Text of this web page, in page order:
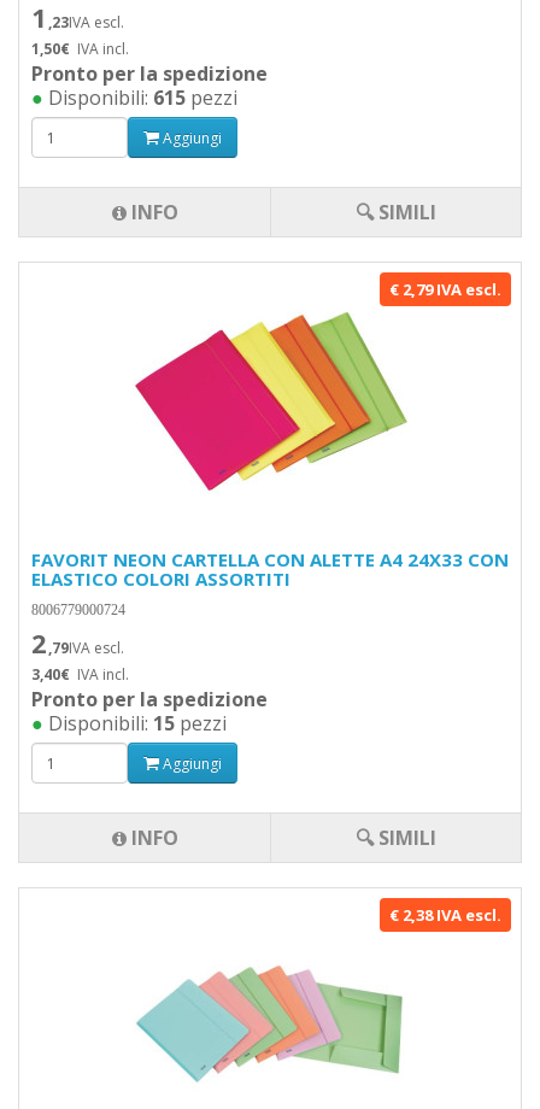
1 ,23IVA escl.
1,50€ IVA incl.
Pronto per la spedizione
● Disponibili: 615 pezzi
Aggiungi
INFO 🔍 SIMILI
€ 2,79 IVA escl.
FAVORIT NEON CARTELLA CON ALETTE A4 24X33 CON
ELASTICO COLORI ASSORTITI
8006779000724
2,79IVA escl.
3,40€ IVA incl.
Pronto per la spedizione
● Disponibili: 15 pezzi
Aggiungi
INFO 🔍 SIMILI
€ 2,38 IVA escl.